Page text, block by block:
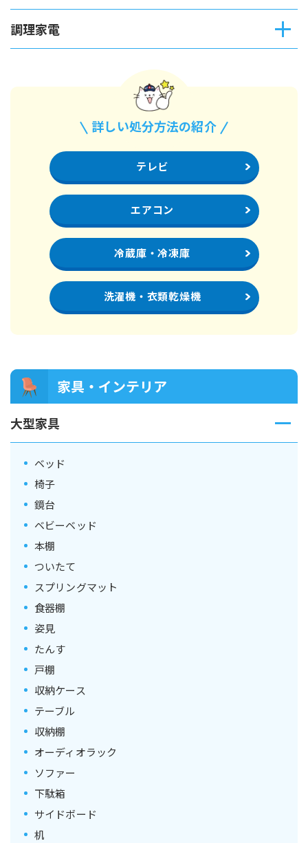
調理家電
詳しい処分方法の紹介
テレビ
エアコン
冷蔵庫・冷凍庫
洗濯機・衣類乾燥機
家具・インテリア
大型家具
ベッド
椅子
鏡台
ベビーベッド
本棚
ついたて
スプリングマット
食器棚
姿見
たんす
戸棚
収納ケース
テーブル
収納棚
オーディオラック
ソファー
下駄箱
サイドボード
机